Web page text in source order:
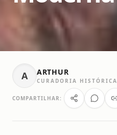
A ARTHUR
CURADORIA HISTÓRICA
COMPARTILHAR: